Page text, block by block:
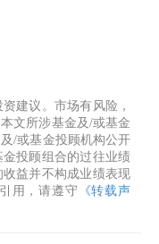
建议。市场有风险，
文所涉基金及/或基金
/或基金投顾机构公开
投顾组合的过往业绩
益并不构成业绩表现
用，请遵守
《转载声